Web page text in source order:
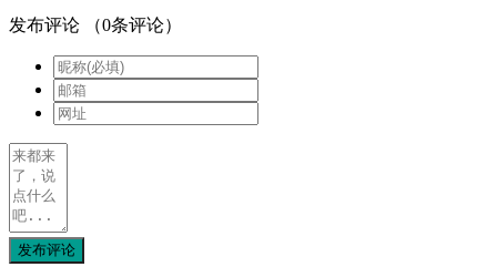
发布评论 （0条评论）
发布评论